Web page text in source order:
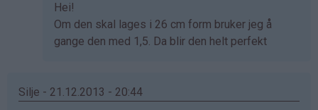
Som
svar
på
(ikke
Hei!
Om den skal lages i 26 cm form bruker jeg å
gange den med 1,5. Da blir den helt perfekt
Silje - 21.12.2013 - 20:44